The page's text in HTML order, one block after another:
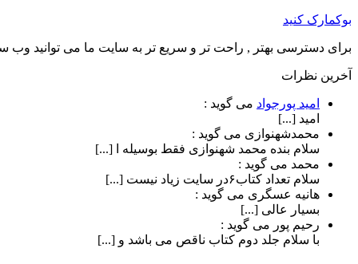
بوکمارک کنید
برای دسترسی بهتر , راحت تر و سریع تر به سایت ما می توانید وب
آخرین نظرات
امید پورجواد می گوید :
امید [...]
محمدشهنوازی می گوید :
سلام بنده محمد شهنوازی فقط بوسیله ا [...]
محمد می گوید :
سلام تعداد کتاب۶در سایت زیاد نیست [...]
هانیه عسگری می گوید :
بسیار عالی [...]
رحیم پور می گوید :
با سلام جلد دوم کتاب ناقص می باشد و [...]